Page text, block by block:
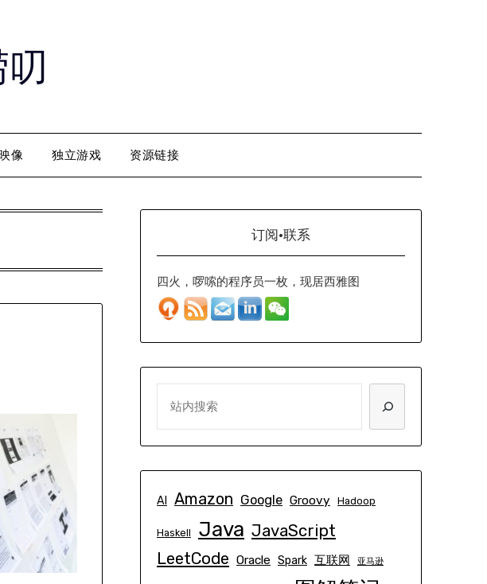
像 独立游戏 资源链接
订阅·联系
四火，啰嗦的程序员一枚，现居西雅图
AI Amazon Google Groovy Hadoop
Haskell Java JavaScript
LeetCode Oracle Spark 互联网 亚马逊